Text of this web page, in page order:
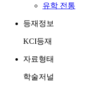
유학 전통
등재정보
KCI등재
자료형태
학술저널